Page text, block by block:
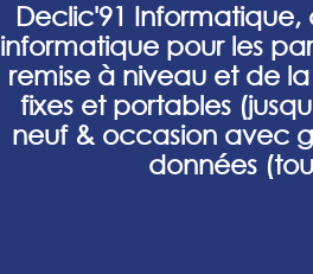
Declic'91
informatique pour les
remise à niveau et de
fixes et portables
neuf & occasion avec
données